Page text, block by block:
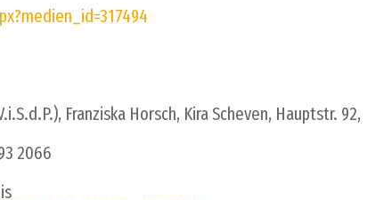
Franziska Horsch, Kira Scheven, Hauptstr. 92,
2066